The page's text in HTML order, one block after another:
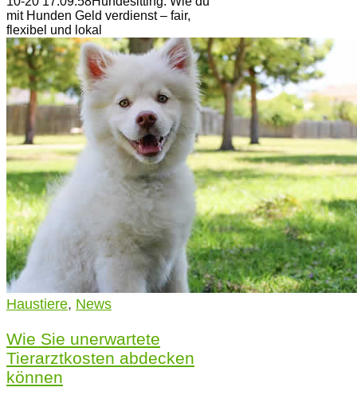
mit Hunden Geld verdienst – fair,
flexibel und lokal
Haustiere, News
Wie Sie unerwartete
Tierarztkosten abdecken
können